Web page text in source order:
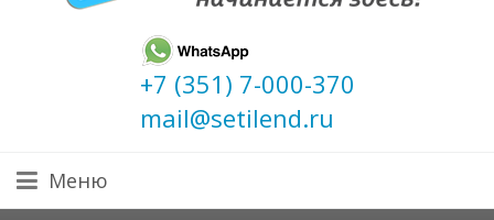
+7 (351) 7-000-370
mail@setilend.ru
Меню